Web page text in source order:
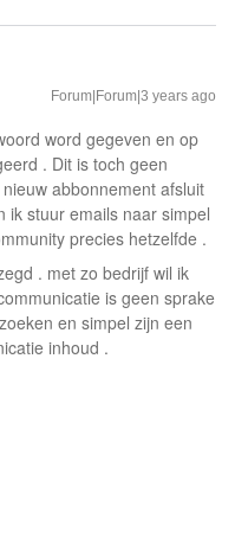
Forum|Forum|3 years ago
word gegeven en op
. Dit is toch geen
abbonnement afsluit
ik stuur emails naar simpel
precies hetzelfde .
. met zo bedrijf wil ik
is geen sprake
en simpel zijn een
inhoud .